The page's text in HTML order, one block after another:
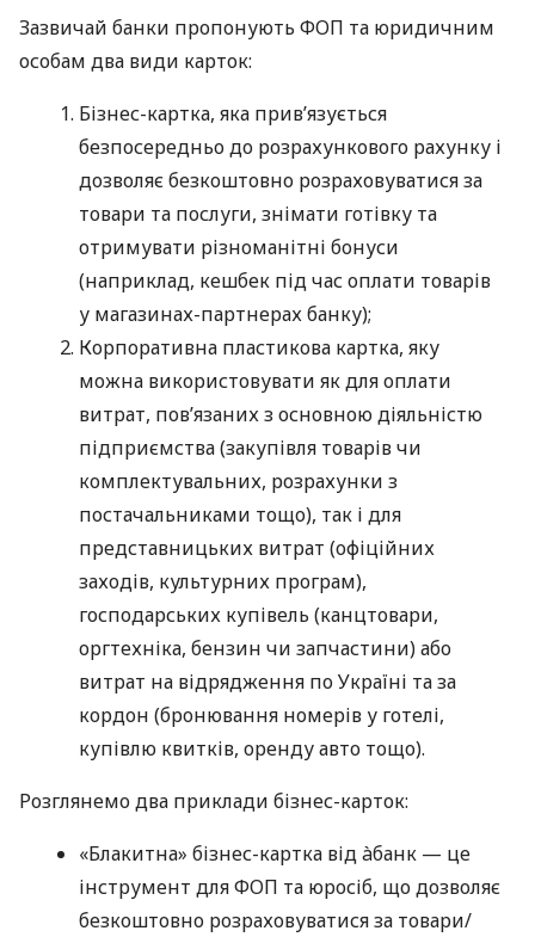
Зазвичай банки пропонують ФОП та юридичним
особам два види карток:
Бізнес-картка, яка прив’язується
безпосередньо до розрахункового рахунку і
дозволяє безкоштовно розраховуватися за
товари та послуги, знімати готівку та
отримувати різноманітні бонуси
(наприклад, кешбек під час оплати товарів
у магазинах-партнерах банку);
Корпоративна пластикова картка, яку
можна використовувати як для оплати
витрат, пов’язаних з основною діяльністю
підприємства (закупівля товарів чи
комплектувальних, розрахунки з
постачальниками тощо), так і для
представницьких витрат (офіційних
заходів, культурних програм),
господарських купівель (канцтовари,
оргтехніка, бензин чи запчастини) або
витрат на відрядження по Україні та за
кордон (бронювання номерів у готелі,
купівлю квитків, оренду авто тощо).
Розглянемо два приклади бізнес-карток:
«Блакитна» бізнес-картка від àбанк — це
інструмент для ФОП та юросіб, що дозволяє
безкоштовно розраховуватися за товари/